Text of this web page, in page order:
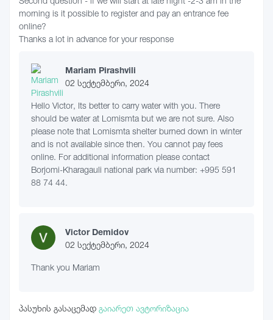
morning is it possible to register and pay an entrance fee
online?
Thanks a lot in advance for your response
Mariam Pirashvili
02 სექტემბერი, 2024
Hello Victor, Its better to carry water with you. There
should be water at Lomismta but we are not sure. Also
please note that Lomismta shelter burned down in winter
and is not available since then. You cannot pay fees
online. For additional information please contact
Borjomi-Kharagauli national park via number: +995 591
88 74 44.
Victor Demidov
02 სექტემბერი, 2024
Thank you Mariam
პასუხის გასაცემად გაიარეთ ავტორიზაცია